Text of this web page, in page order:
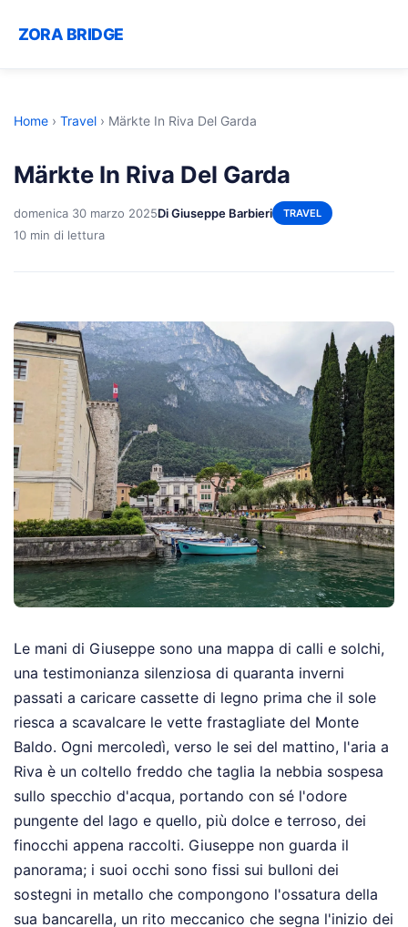
ZORA BRIDGE
Home › Travel › Märkte In Riva Del Garda
Märkte In Riva Del Garda
domenica 30 marzo 2025Di Giuseppe Barbieri TRAVEL
10 min di lettura
Le mani di Giuseppe sono una mappa di calli e solchi,
una testimonianza silenziosa di quaranta inverni
passati a caricare cassette di legno prima che il sole
riesca a scavalcare le vette frastagliate del Monte
Baldo. Ogni mercoledì, verso le sei del mattino, l'aria a
Riva è un coltello freddo che taglia la nebbia sospesa
sullo specchio d'acqua, portando con sé l'odore
pungente del lago e quello, più dolce e terroso, dei
finocchi appena raccolti. Giuseppe non guarda il
panorama; i suoi occhi sono fissi sui bulloni dei
sostegni in metallo che compongono l'ossatura della
sua bancarella, un rito meccanico che segna l'inizio dei